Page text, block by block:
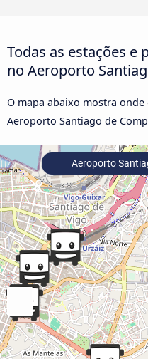
Todas as estações e
no Aeroporto
O mapa abaixo mostra
Aeroporto Santiago de
Aeroporto